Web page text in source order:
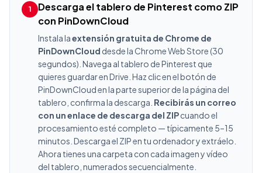
1
Descarga el tablero de Pinterest como ZIP
con PinDownCloud
Instala laextensión gratuita de Chrome de
PinDownCloud desde la Chrome Web Store (30
segundos). Navega al tablero de Pinterest que
quieres guardar en Drive. Haz clic en el botón de
PinDownCloud en la parte superior de la página del
tablero, confirma la descarga. Recibirás un correo
con un enlace de descarga del ZIPcuando el
procesamiento esté completo — típicamente 5–15
minutos. Descarga el ZIP en tu ordenador y extráelo.
Ahora tienes una carpeta con cada imagen y vídeo
del tablero, numerados secuencialmente.